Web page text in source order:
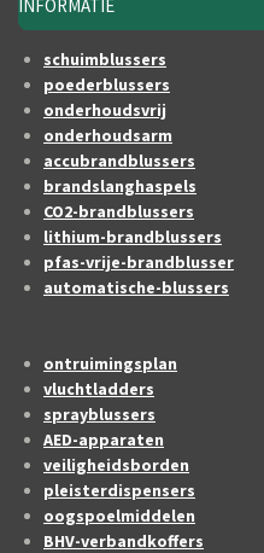
INFORMATIE
schuimblussers
poederblussers
onderhoudsvrij
onderhoudsarm
accubrandblussers
brandslanghaspels
CO2-brandblussers
lithium-brandblussers
pfas-vrije-brandblusser
automatische-blussers
ontruimingsplan
vluchtladders
sprayblussers
AED-apparaten
veiligheidsborden
pleisterdispensers
oogspoelmiddelen
BHV-verbandkoffers